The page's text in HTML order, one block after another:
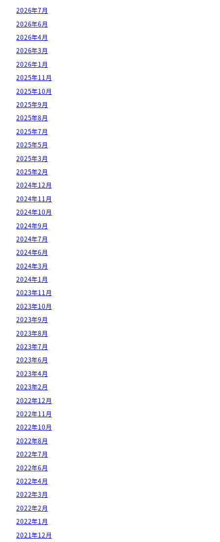
2026年7月
2026年6月
2026年4月
2026年3月
2026年1月
2025年11月
2025年10月
2025年9月
2025年8月
2025年7月
2025年5月
2025年3月
2025年2月
2024年12月
2024年11月
2024年10月
2024年9月
2024年7月
2024年6月
2024年3月
2024年1月
2023年11月
2023年10月
2023年9月
2023年8月
2023年7月
2023年6月
2023年4月
2023年2月
2022年12月
2022年11月
2022年10月
2022年8月
2022年7月
2022年6月
2022年4月
2022年3月
2022年2月
2022年1月
2021年12月